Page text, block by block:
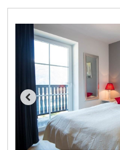
Champoluc från 5.945 kr.
Sestriere från 6.945 kr.
Fieberbrunn från 9.645 kr.
Ischgl från 11.295 kr.
Wagrain från 7.095 kr.
Val Thorens från 8.395 kr.
St. Anton från 11.245 kr.
Zell am See från 6.295
Canazei från 7.195 kr.
Livigno från 5.595 kr.
Ponte di Legno från 7.395
Sauze dOulx från 6.145 kr.